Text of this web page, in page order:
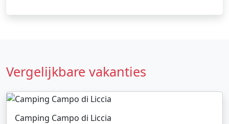
Vergelijkbare vakanties
Camping Campo di Liccia